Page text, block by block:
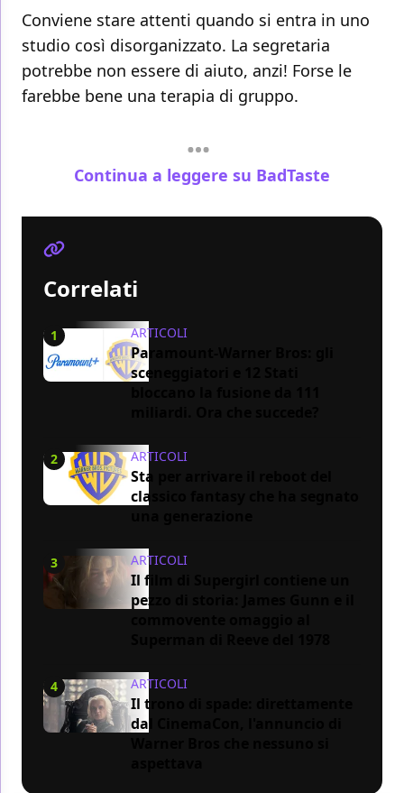
Conviene stare attenti quando si entra in uno
studio così disorganizzato. La segretaria
potrebbe non essere di aiuto, anzi! Forse le
farebbe bene una terapia di gruppo.
Continua a leggere su BadTaste
Correlati
1 ARTICOLI
Paramount-Warner Bros: gli
sceneggiatori e 12 Stati
2 ARTICOLI
Sta per arrivare il reboot del
classico fantasy che ha segnato
3 ARTICOLI
Il film di Supergirl contiene un
pezzo di storia: James Gunn e il
4 ARTICOLI
Il trono di spade: direttamente
dal CinemaCon, l'annuncio di